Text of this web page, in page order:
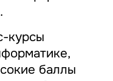
курсы
баллы